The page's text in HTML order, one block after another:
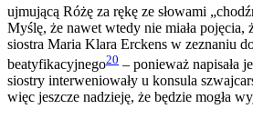
ujmującą Różę za rękę ze słowami
Myślę, że nawet wtedy nie miała pojęcia,
siostra Maria Klara Erckens w zeznaniu
beatyfikacyjnego20 – ponieważ napisała
siostry interweniowały u konsula
więc jeszcze nadzieję, że będzie mogła